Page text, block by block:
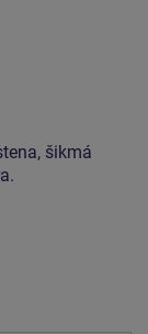
šikmá